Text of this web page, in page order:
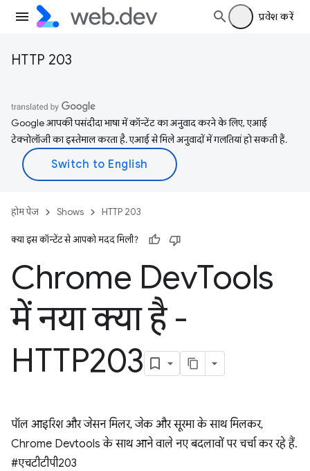
प्रवेश करें
HTTP 203
Google आपकी पसंदीदा भाषा में कॉन्टेंट का अनुवाद करने के लिए, एआई
टेक्नोलॉजी का इस्तेमाल करता है. एआई से मिले अनुवादों में गलतियां हो सकती हैं.
होम पेज Shows HTTP 203
क्या इस कॉन्टेंट से आपको मदद मिली?
Chrome DevTools
में नया क्या है -
HTTP203
पॉल आइरिश और जेसन मिलर, जेक और सूरमा के साथ मिलकर,
Chrome Devtools के साथ आने वाले नए बदलावों पर चर्चा कर रहे हैं.
#एचटीटीपी203